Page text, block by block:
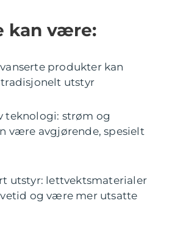
kan være:
produkter kan
utstyr
teknologi: strøm og
være avgjørende, spesielt
utstyr: lettvektsmaterialer
og være mer utsatte